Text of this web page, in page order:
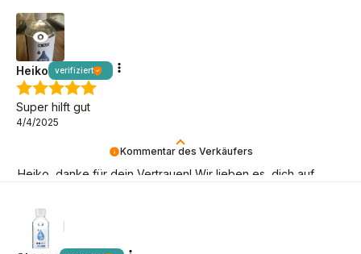
Kommentar des Verkäufers
Heiko, danke für dein Vertrauen! Wir lieben es, dich auf
Heiko verifiziert
Super hilft gut
4/4/2025